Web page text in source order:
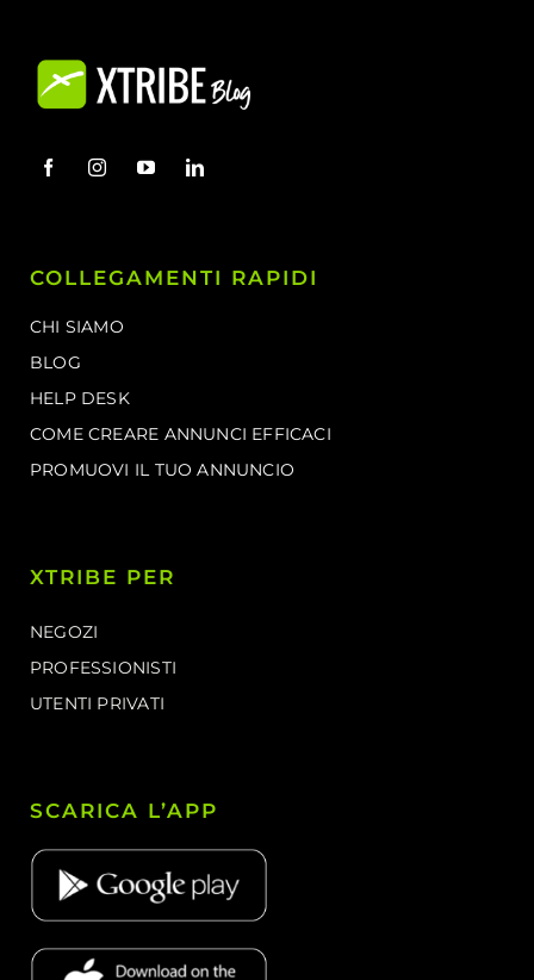
COLLEGAMENTI RAPIDI
CHI SIAMO
BLOG
HELP DESK
COME CREARE ANNUNCI EFFICACI
PROMUOVI IL TUO ANNUNCIO
XTRIBE PER
NEGOZI
PROFESSIONISTI
UTENTI PRIVATI
SCARICA L’APP